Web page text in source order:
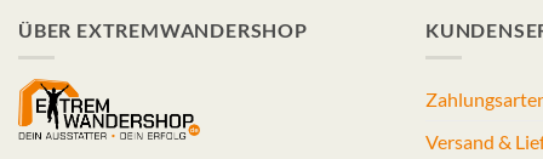
ÜBER EXTREMWANDERSHOP
Versand &